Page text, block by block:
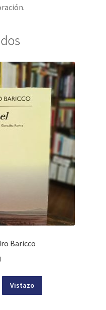
Baricco
Vistazo